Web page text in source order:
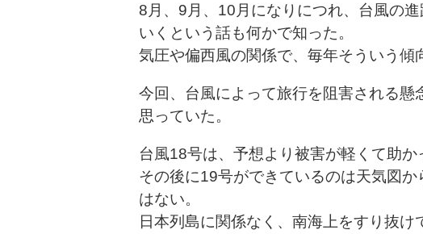
8月、9月、10月になりにつれ、台風の
いくという話も何かで知った。
気圧や偏西風の関係で、毎年そういう傾
今回、台風によって旅行を阻害される懸
思っていた。
台風18号は、予想より被害が軽くて助か
その後に19号ができているのは天気図
はない。
日本列島に関係なく、南海上をすり抜け